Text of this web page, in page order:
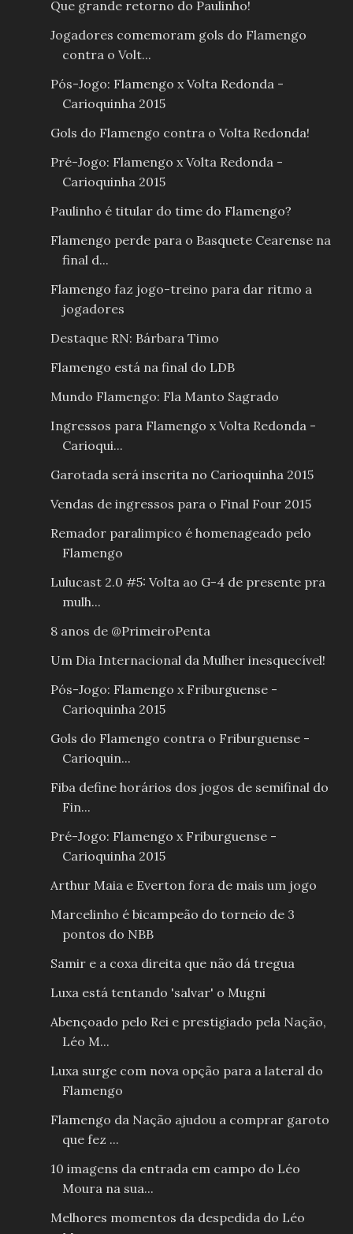
Que grande retorno do Paulinho!
Jogadores comemoram gols do Flamengo
contra o Volt...
Pós-Jogo: Flamengo x Volta Redonda -
Carioquinha 2015
Gols do Flamengo contra o Volta Redonda!
Pré-Jogo: Flamengo x Volta Redonda -
Carioquinha 2015
Paulinho é titular do time do Flamengo?
Flamengo perde para o Basquete Cearense na
final d...
Flamengo faz jogo-treino para dar ritmo a
jogadores
Destaque RN: Bárbara Timo
Flamengo está na final do LDB
Mundo Flamengo: Fla Manto Sagrado
Ingressos para Flamengo x Volta Redonda -
Carioqui...
Garotada será inscrita no Carioquinha 2015
Vendas de ingressos para o Final Four 2015
Remador paralimpico é homenageado pelo
Flamengo
Lulucast 2.0 #5: Volta ao G-4 de presente pra
mulh...
8 anos de @PrimeiroPenta
Um Dia Internacional da Mulher inesquecível!
Pós-Jogo: Flamengo x Friburguense -
Carioquinha 2015
Gols do Flamengo contra o Friburguense -
Carioquin...
Fiba define horários dos jogos de semifinal do
Fin...
Pré-Jogo: Flamengo x Friburguense -
Carioquinha 2015
Arthur Maia e Everton fora de mais um jogo
Marcelinho é bicampeão do torneio de 3
pontos do NBB
Samir e a coxa direita que não dá tregua
Luxa está tentando 'salvar' o Mugni
Abençoado pelo Rei e prestigiado pela Nação,
Léo M...
Luxa surge com nova opção para a lateral do
Flamengo
Flamengo da Nação ajudou a comprar garoto
que fez ...
10 imagens da entrada em campo do Léo
Moura na sua...
Melhores momentos da despedida do Léo